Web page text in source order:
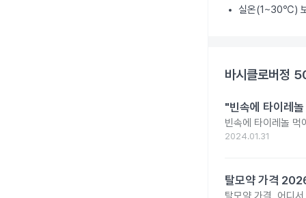
실온(1~30℃)
바시클로버정
"빈속에 타이레
빈속에 타이레놀 먹
2024.01.31
탈모약 가격